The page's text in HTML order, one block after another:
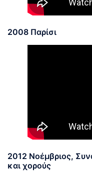
2008 Παρίσι
2012 Νοέμβριος,
και χορούς